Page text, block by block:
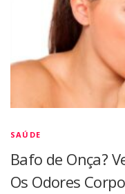
SAÚDE
Bafo de Onça?
Os Odores